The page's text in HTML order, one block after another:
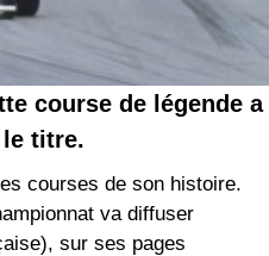
course de légende a
titre.
courses de son histoire.
va diffuser
sur ses pages